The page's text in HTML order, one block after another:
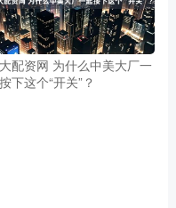
配资网 为什么中美大厂一
下这个“开关”？